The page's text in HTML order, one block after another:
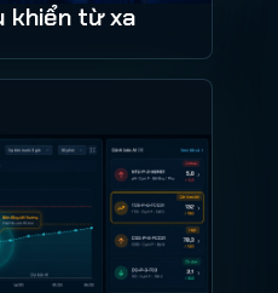
khiển từ xa